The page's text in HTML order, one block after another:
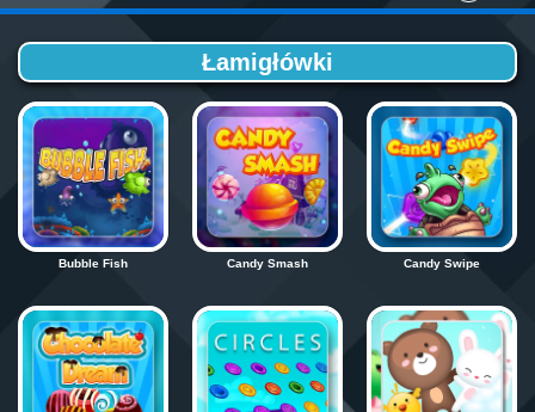
Łamigłówki
Bubble Fish Candy Smash Candy Swipe
Sport
Gry planszowe i karciane
Łamigłówki
Klasyczne gry
Zaloguj się